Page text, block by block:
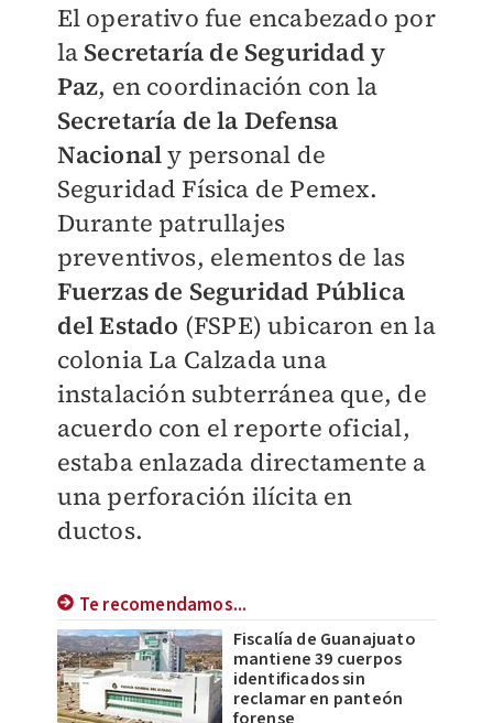
El operativo fue encabezado por
la Secretaría de Seguridad y
Paz, en coordinación con la
Secretaría de la Defensa
Nacionaly personal de
Seguridad Física de Pemex.
Durante patrullajes
preventivos, elementos de las
Fuerzas de Seguridad Pública
del Estado (FSPE) ubicaron en la
colonia La Calzada una
instalación subterránea que, de
acuerdo con el reporte oficial,
estaba enlazada directamente a
una perforación ilícita en
ductos.
Te recomendamos...
Fiscalía de Guanajuato
mantiene 39 cuerpos
identificados sin
reclamar en panteón